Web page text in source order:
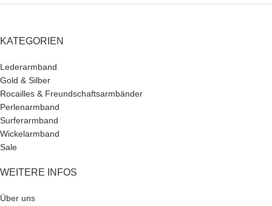
KATEGORIEN
Lederarmband
Gold & Silber
Rocailles & Freundschaftsarmbänder
Perlenarmband
Surferarmband
Wickelarmband
Sale
WEITERE INFOS
Über uns